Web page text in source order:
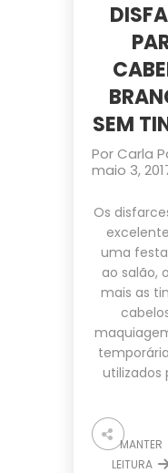
SEM
PorCarla
maio 3,
Os
uma
ao salão,
mais as
utilizados
MANTER
LEITURA